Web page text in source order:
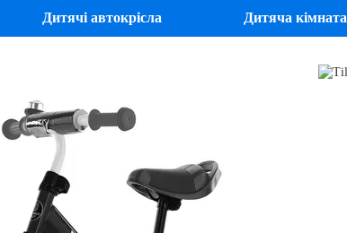
Дитячі автокрісла Дитяча кімната